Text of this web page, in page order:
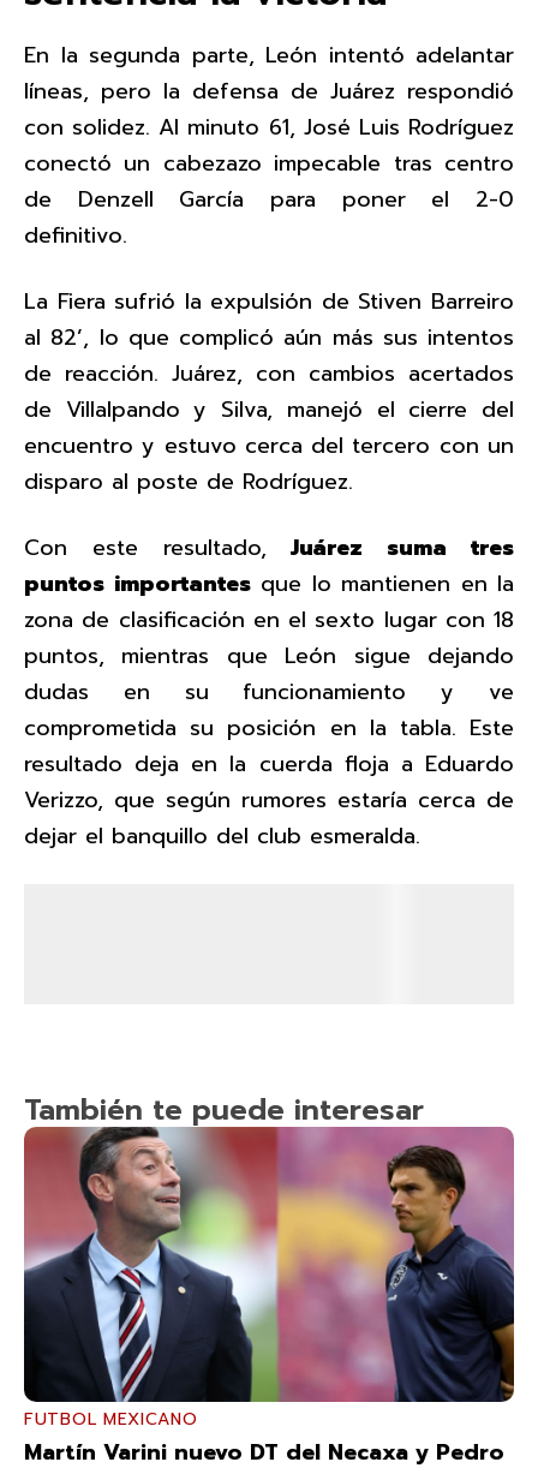
En la segunda parte, León intentó adelantar
líneas, pero la defensa de Juárez respondió
con solidez. Al minuto 61, José Luis Rodríguez
conectó un cabezazo impecable tras centro
de Denzell García para poner el 2-0
definitivo.
La Fiera sufrió la expulsión de Stiven Barreiro
al 82’, lo que complicó aún más sus intentos
de reacción. Juárez, con cambios acertados
de Villalpando y Silva, manejó el cierre del
encuentro y estuvo cerca del tercero con un
disparo al poste de Rodríguez.
Con este resultado,Juárez suma tres
puntos importantesque lo mantienen en la
zona de clasificación en el sexto lugar con 18
puntos, mientras que León sigue dejando
dudas en su funcionamiento y ve
comprometida su posición en la tabla. Este
resultado deja en la cuerda floja a Eduardo
Verizzo, que según rumores estaría cerca de
dejar el banquillo del club esmeralda.
También te puede interesar
FUTBOL MEXICANO
Martín Varini nuevo DT del Necaxa y Pedro